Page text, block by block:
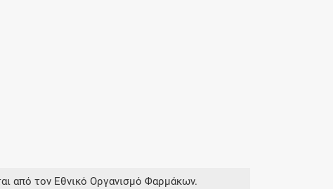
από τον Εθνικό Οργανισμό Φαρμάκων.